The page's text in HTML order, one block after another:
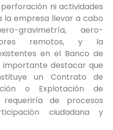
ni actividades
la empresa llevar a cabo
gravimetría, aero-
remotos, y la
en el Banco de
importante destacar que
un Contrato de
o Explotación de
de procesos
ciudadana y